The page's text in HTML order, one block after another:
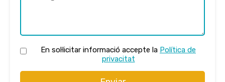
En sol·licitar informació accepte la Política de
privacitat